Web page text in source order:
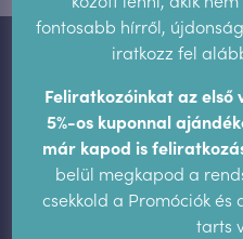
fontosabb hírről,
iratkozz fel
Feliratkozóinkat az
5%-os kuponnal
már kapod is
belül megkapod a
csekkold a Promóciók
tarts
ÁSZF
Adatvédelem
Hírlevél